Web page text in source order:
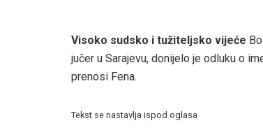
Visoko sudsko i tužiteljsko vijeće
jučer u Sarajevu, donijelo je odluku o
prenosi Fena.
Tekst se nastavlja ispod oglasa